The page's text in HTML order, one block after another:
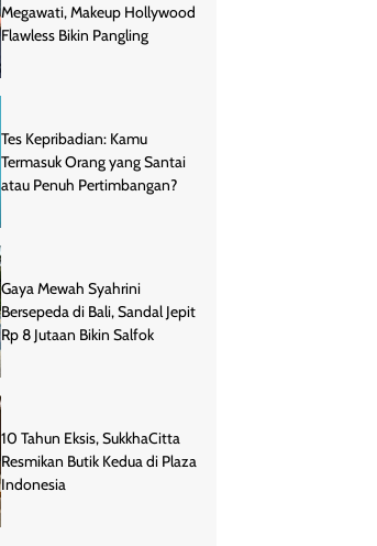
Megawati, Makeup Hollywood
Flawless Bikin Pangling
Tes Kepribadian: Kamu
Termasuk Orang yang Santai
atau Penuh Pertimbangan?
Gaya Mewah Syahrini
Bersepeda di Bali, Sandal Jepit
Rp 8 Jutaan Bikin Salfok
10 Tahun Eksis, SukkhaCitta
Resmikan Butik Kedua di Plaza
Indonesia